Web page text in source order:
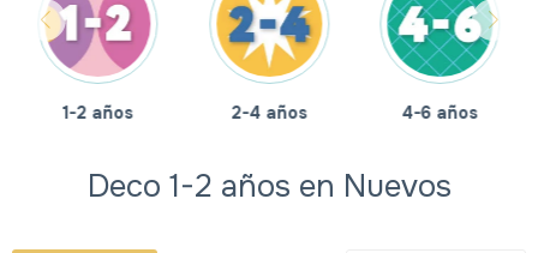
1-2 años 2-4 años 4-6 años
Deco 1-2 años en Nuevos